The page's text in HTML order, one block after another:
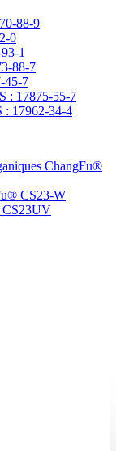
88-9
0
1
88-7
45-7
: 17875-55-7
: 17962-34-4
ChangFu®
CS23-W
CS23UV